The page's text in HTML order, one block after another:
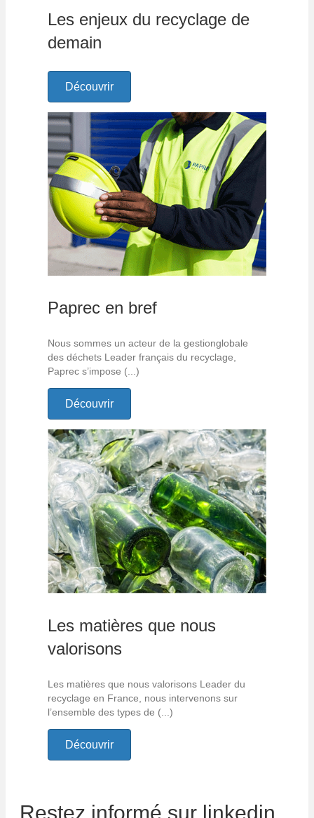
Les enjeux du recyclage de
demain
Découvrir
Paprec en bref
Nous sommes un acteur de la gestionglobale
des déchets Leader français du recyclage,
Paprec s’impose (...)
Découvrir
Les matières que nous
valorisons
Les matières que nous valorisons Leader du
recyclage en France, nous intervenons sur
l’ensemble des types de (...)
Découvrir
Restez informé sur linkedin